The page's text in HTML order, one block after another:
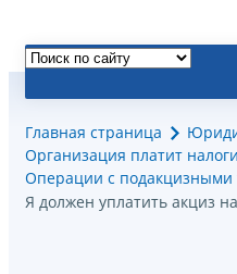
Главная страница
Организация платит налоги
Операции с подакцизными
Я должен уплатить акциз